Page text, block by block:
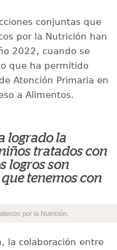
conjuntas que
por la Nutrición han
2022, cuando se
que ha permitido
Atención Primaria en
a Alimentos.
logrado la
tratados con
logros son
tenemos con
por la Nutrición.
la colaboración entre